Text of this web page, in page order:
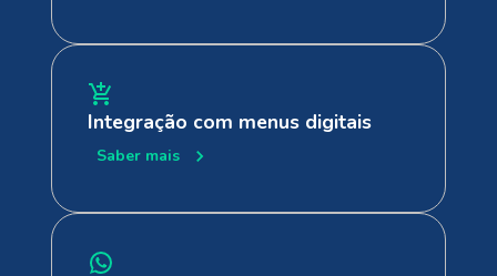
Integração com menus digitais
Saber mais